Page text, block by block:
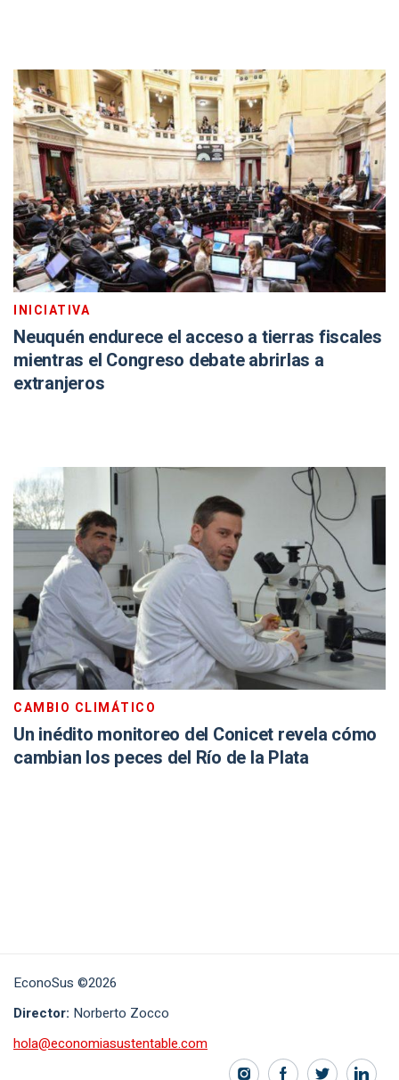
INICIATIVA
Neuquén endurece el acceso a tierras fiscales
mientras el Congreso debate abrirlas a
extranjeros
CAMBIO CLIMÁTICO
Un inédito monitoreo del Conicet revela cómo
cambian los peces del Río de la Plata
EconoSus ©2026
Director: Norberto Zocco
hola@economiasustentable.com